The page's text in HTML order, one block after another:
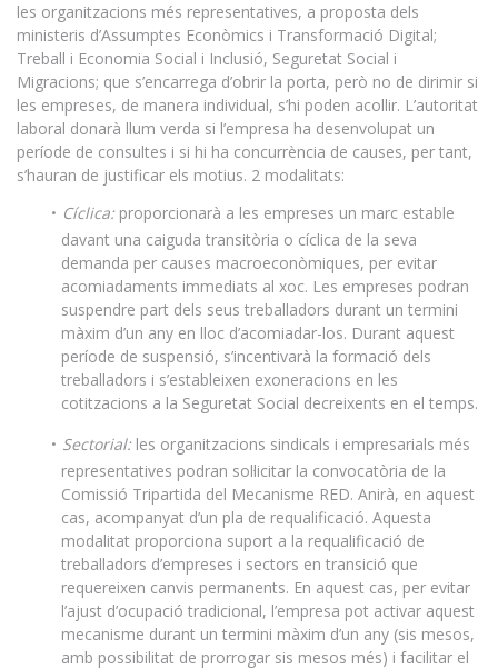
les organitzacions més representatives, a proposta dels
ministeris d’Assumptes Econòmics i Transformació Digital;
Treball i Economia Social i Inclusió, Seguretat Social i
Migracions; que s’encarrega d’obrir la porta, però no de dirimir si
les empreses, de manera individual, s’hi poden acollir. L’autoritat
laboral donarà llum verda si l’empresa ha desenvolupat un
període de consultes i si hi ha concurrència de causes, per tant,
s’hauran de justificar els motius. 2 modalitats:
Cíclica: proporcionarà a les empreses un marc estable
davant una caiguda transitòria o cíclica de la seva
demanda per causes macroeconòmiques, per evitar
acomiadaments immediats al xoc. Les empreses podran
suspendre part dels seus treballadors durant un termini
màxim d’un any en lloc d’acomiadar-los. Durant aquest
període de suspensió, s’incentivarà la formació dels
treballadors i s’estableixen exoneracions en les
cotitzacions a la Seguretat Social decreixents en el temps.
Sectorial: les organitzacions sindicals i empresarials més
representatives podran sol·licitar la convocatòria de la
Comissió Tripartida del Mecanisme RED. Anirà, en aquest
cas, acompanyat d’un pla de requalificació. Aquesta
modalitat proporciona suport a la requalificació de
treballadors d’empreses i sectors en transició que
requereixen canvis permanents. En aquest cas, per evitar
l’ajust d’ocupació tradicional, l’empresa pot activar aquest
mecanisme durant un termini màxim d’un any (sis mesos,
amb possibilitat de prorrogar sis mesos més) i facilitar el